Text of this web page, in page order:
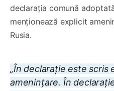
declarația comună
menționează explicit
Rusia.
„În declarație este scris
amenințare. În